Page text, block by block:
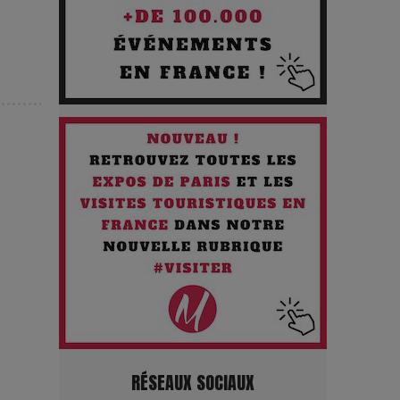
Les Enfants vont bien : Quand
la disparition devient un acte de
survie
Comment Prendre Soin de sa
Santé quand on Roule toute la
Journée
Pourquoi les Petites
Entreprises Créatives Deviennent
les Cibles des Hackers
pour des vacances sportives !
RÉSEAUX SOCIAUX